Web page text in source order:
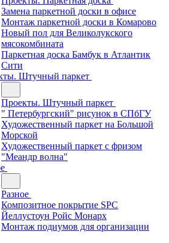
Замена паркетной доски в офисе
Монтаж паркетной доски в Комарово
Новый пол для Великолукского
мясокомбината
Паркетная доска Бамбук в Атлантик
Сити
Штучный паркет
Проекты. Штучный паркет
" Петербургский" рисунок в СПбГУ
Художественный паркет на Большой
Морской
Художественный паркет с фризом
"Меандр волна"
Разное
Композитное покрытие SPC
Йеллустоун Ройс Монарх
Монтаж подиумов для организации